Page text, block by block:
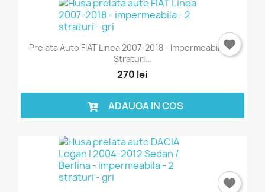
Prelata Auto FIAT Linea 2007-2018 - Impermeabila - 2
Straturi...
270 lei
ADAUGA IN COS